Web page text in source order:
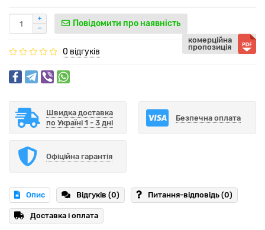
Повідомити про наявність
комерційна
пропозиція
0 відгуків
Швидка доставка
по Україні 1 - 3 дні
Безпечна оплата
Офіційна гарантія
Опис Відгуків (0) Питання-відповідь (0)
Доставка і оплата